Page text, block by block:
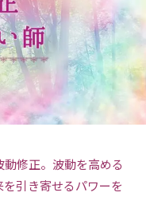
修正。波動を高める
引き寄せるパワーを